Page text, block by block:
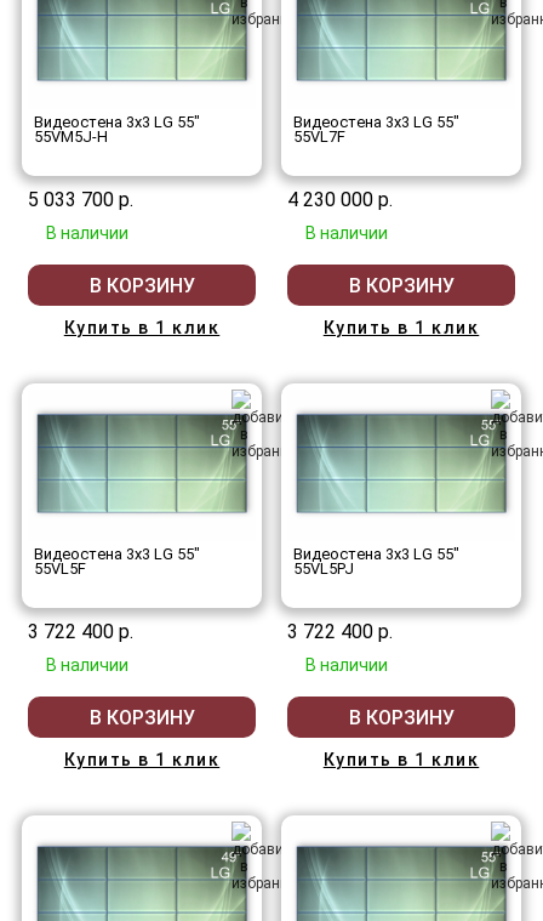
Видеостена 3x3 LG 55"
55VM5J-H
5 033 700 р.
В наличии
В КОРЗИНУ
Купить в 1 клик
Видеостена 3x3 LG 55"
55VL7F
4 230 000 р.
В наличии
В КОРЗИНУ
Купить в 1 клик
Видеостена 3x3 LG 55"
55VL5F
3 722 400 р.
В наличии
В КОРЗИНУ
Купить в 1 клик
Видеостена 3x3 LG 55"
55VL5PJ
3 722 400 р.
В наличии
В КОРЗИНУ
Купить в 1 клик